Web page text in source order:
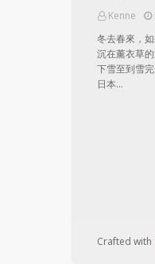
Kenne
冬去春來，
沉在薰衣草
下雪至到雪
日本…
Crafted with